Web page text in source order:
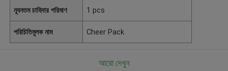
ন্যূনতম চাহিদার পরিমাণ 1 pcs
পরিচিতিমুলক নাম Cheer Pack
আরো দেখুন